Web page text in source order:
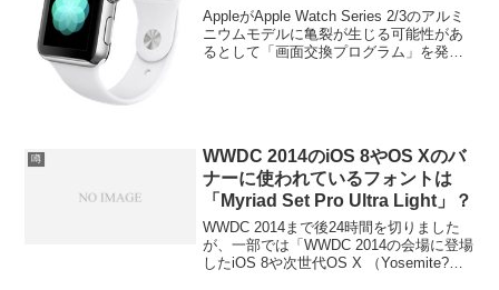
換プログラム」を発表。
AppleがApple Watch Series 2/3のアルミ
ニウムモデルに亀裂が生じる可能性があ
るとして「画面交換プログラム」を発表
噂
WWDC 2014のiOS 8やOS Xのバ
ナーに使われているフォントは
「Myriad Set Pro Ultra Light」？
WWDC 2014まで後24時間を切りました
が、一部では「WWDC 2014の会場に登場
したiOS 8や次世代OS X （Yosemite?）